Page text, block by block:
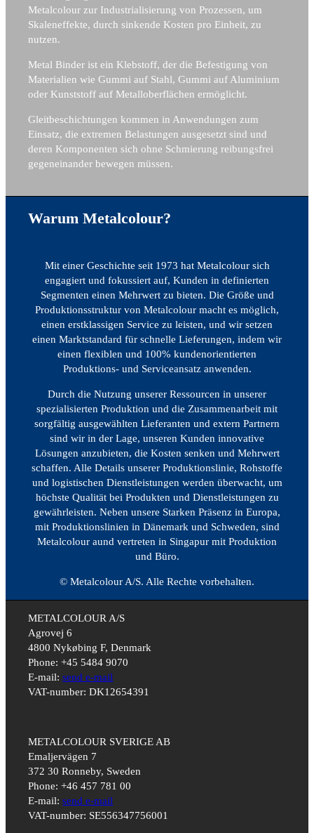
Metalcolour zur Industrialisierung von Prozessen, um
Skaleneffekte, durch sinkende Kosten pro Einheit, zu
nutzen.
Metal Binder ist ein Klebstoff, der die Befestigung von
Materialien wie Gummi auf Stahl, Gummi auf Aluminium
oder Kunststoff auf Metalloberflächen ermöglicht.
Gleitbeschichtungen kommen in Anwendungen zum
Einsatz, die extremen Belastungen ausgesetzt sind und
deren Komponenten sich ohne Schmierung reibungsfrei
gegeneinander bewegen müssen.
Warum Metalcolour?
Mit einer Geschichte seit 1973 hat Metalcolour sich
engagiert und fokussiert auf, Kunden in definierten
Segmenten einen Mehrwert zu bieten. Die Größe und
Produktionsstruktur von Metalcolour macht es möglich,
einen erstklassigen Service zu leisten, und wir setzen
einen Marktstandard für schnelle Lieferungen, indem wir
einen flexiblen und 100% kundenorientierten
Produktions- und Serviceansatz anwenden.
Durch die Nutzung unserer Ressourcen in unserer
spezialisierten Produktion und die Zusammenarbeit mit
sorgfältig ausgewählten Lieferanten und extern Partnern
sind wir in der Lage, unseren Kunden innovative
Lösungen anzubieten, die Kosten senken und Mehrwert
schaffen. Alle Details unserer Produktionslinie, Rohstoffe
und logistischen Dienstleistungen werden überwacht, um
höchste Qualität bei Produkten und Dienstleistungen zu
gewährleisten. Neben unsere Starken Präsenz in Europa,
mit Produktionslinien in Dänemark und Schweden, sind
Metalcolour aund vertreten in Singapur mit Produktion
und Büro.
© Metalcolour A/S. Alle Rechte vorbehalten.
METALCOLOUR A/S
Agrovej 6
4800 Nykøbing F, Denmark
Phone: +45 5484 9070
E-mail:send e-mail
VAT-number: DK12654391
METALCOLOUR SVERIGE AB
Emaljervägen 7
372 30 Ronneby, Sweden
Phone: +46 457 781 00
E-mail:send e-mail
VAT-number: SE556347756001